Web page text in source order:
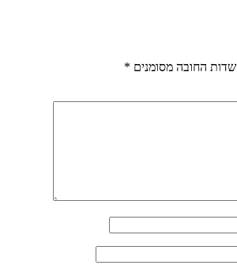
שדות החובה מסומנים *